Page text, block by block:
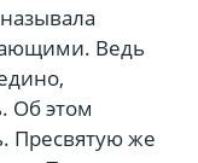
Ведь
Об этом
Пресвятую же